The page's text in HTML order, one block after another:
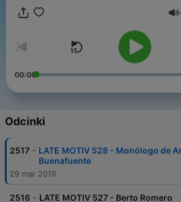
00:00
Odcinki
2517 - LATE MOTIV 528 - Monólogo de
Buenafuente
29 mar 2019
2516 - LATE MOTIV 527 - Berto Romero